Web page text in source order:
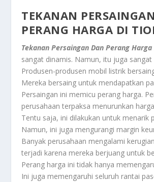
TEKANAN
PERANG HARGA DI
Tekanan Persaingan Dan Perang
sangat dinamis. Namun, itu juga sangat
Produsen-produsen mobil listrik
Mereka bersaing untuk mendapatkan
Persaingan ini memicu perang harga.
perusahaan terpaksa menurunkan
Tentu saja, ini dilakukan untuk menarik
Namun, ini juga mengurangi margin
Banyak perusahaan mengalami
terjadi karena mereka berjuang untuk
Perang harga ini tidak hanya
Ini juga memengaruhi seluruh rantai